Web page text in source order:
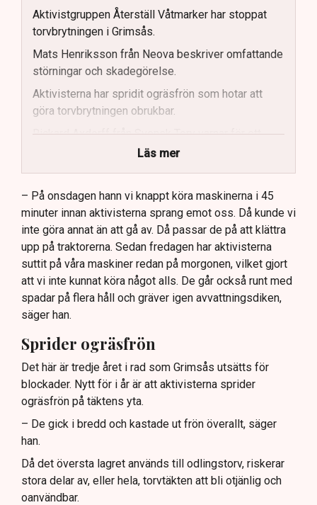
Aktivistgruppen Återställ Våtmarker har stoppat
torvbrytningen i Grimsås.
Mats Henriksson från Neova beskriver omfattande
störningar och skadegörelse.
Aktivisterna har spridit ogräsfrön som hotar att
göra torvbrytningen obrukbar.
Rickard Axdorff från Svensk Torv varnar för ett
stort ekonomiskt sabotage.
Dialogpolisen på plats står maktlös inför
aktivisternas handlingar.
Frågor kvarstår om finansiering av illegal aktivism.
Läs mer
– På onsdagen hann vi knappt köra maskinerna i 45
minuter innan aktivisterna sprang emot oss. Då kunde vi
inte göra annat än att gå av. Då passar de på att klättra
upp på traktorerna. Sedan fredagen har aktivisterna
suttit på våra maskiner redan på morgonen, vilket gjort
att vi inte kunnat köra något alls. De går också runt med
spadar på flera håll och gräver igen avvattningsdiken,
säger han.
Sprider ogräsfrön
Det här är tredje året i rad som Grimsås utsätts för
blockader. Nytt för i år är att aktivisterna sprider
ogräsfrön på täktens yta.
– De gick i bredd och kastade ut frön överallt, säger
han.
Då det översta lagret används till odlingstorv, riskerar
stora delar av, eller hela, torvtäkten att bli otjänlig och
oanvändbar.